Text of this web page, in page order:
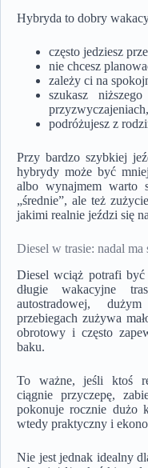
Hybryda to dobry
często jedziesz
nie chcesz
zależy ci na
szukasz
przyzwyczajeniach,
podróżujesz z
Przy bardzo szybkiej
hybrydy może być
albo wynajmem warto
„średnie”, ale też
jakimi realnie jeździ się
Diesel w trasie: nadal ma
Diesel wciąż potrafi
długie wakacyjne
autostradowej,
przebiegach zużywa
obrotowy i często
baku.
To ważne, jeśli ktoś
ciągnie przyczepę,
pokonuje rocznie dużo
wtedy praktyczny i
Nie jest jednak idealny